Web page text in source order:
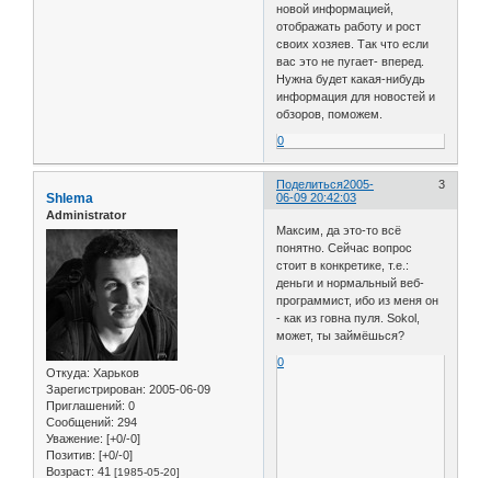
новой информацией,
отображать работу и рост
своих хозяев. Так что если
вас это не пугает- вперед.
Нужна будет какая-нибудь
информация для новостей и
обзоров, поможем.
0
Поделиться 3
2005-
06-09 20:42:03
Shlema
Administrator
Откуда: Харьков
Зарегистрирован: 2005-06-09
Приглашений: 0
Сообщений: 294
Уважение: [+0/-0]
Позитив: [+0/-0]
Возраст: 41 [1985-05-20]
Максим, да это-то всё
понятно. Сейчас вопрос
стоит в конкретике, т.е.:
деньги и нормальный веб-
программист, ибо из меня он
- как из говна пуля. Sokol,
может, ты займёшься?
0